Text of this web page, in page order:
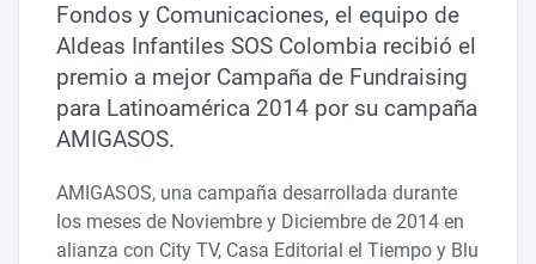
Fondos y Comunicaciones, el equipo de
Aldeas Infantiles SOS Colombia recibió el
premio a mejor Campaña de Fundraising
para Latinoamérica 2014 por su campaña
AMIGASOS.
AMIGASOS, una campaña desarrollada durante
los meses de Noviembre y Diciembre de 2014 en
alianza con City TV, Casa Editorial el Tiempo y Blu